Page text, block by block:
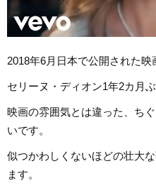
2018年6月日本で公開された映
セリーヌ・ディオン1年2カ月ぶ
映画の雰囲気とは違った、ち
いです。
似つかわしくないほどの壮大
ます。